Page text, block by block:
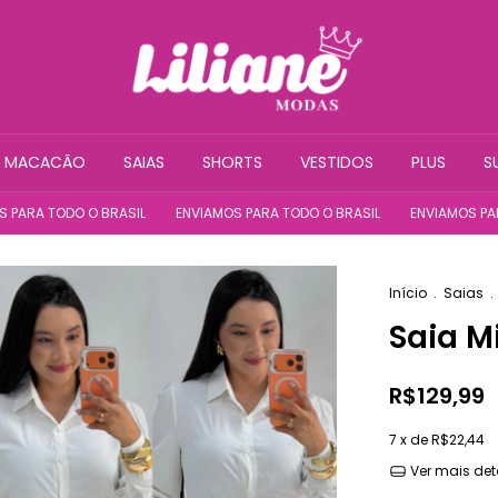
MACACÃO SAIAS SHORTS VESTIDOS PLUS
O BRASIL ENVIAMOS PARA TODO O BRASIL ENVIAMOS PARA
Início . Saias .
Saia
R$129,99
7 x deR$22,44
Ver mais